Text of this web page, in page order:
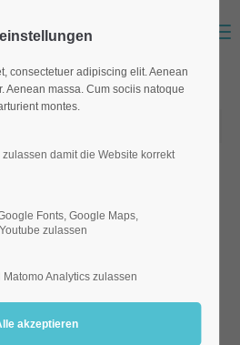
Elternbrief
diesem Formular für den neuen
consectetuer adipiscing elit. Aenean
Aenean massa. Cum sociis natoque
montes.
damit die Website korrekt
Fonts, Google Maps,
zulassen
Analytics zulassen